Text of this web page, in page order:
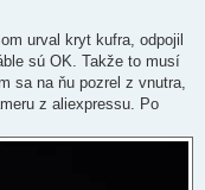
urval kryt kufra, odpojil
sú OK. Takže to musí
sa na ňu pozrel z vnutra,
z aliexpressu. Po